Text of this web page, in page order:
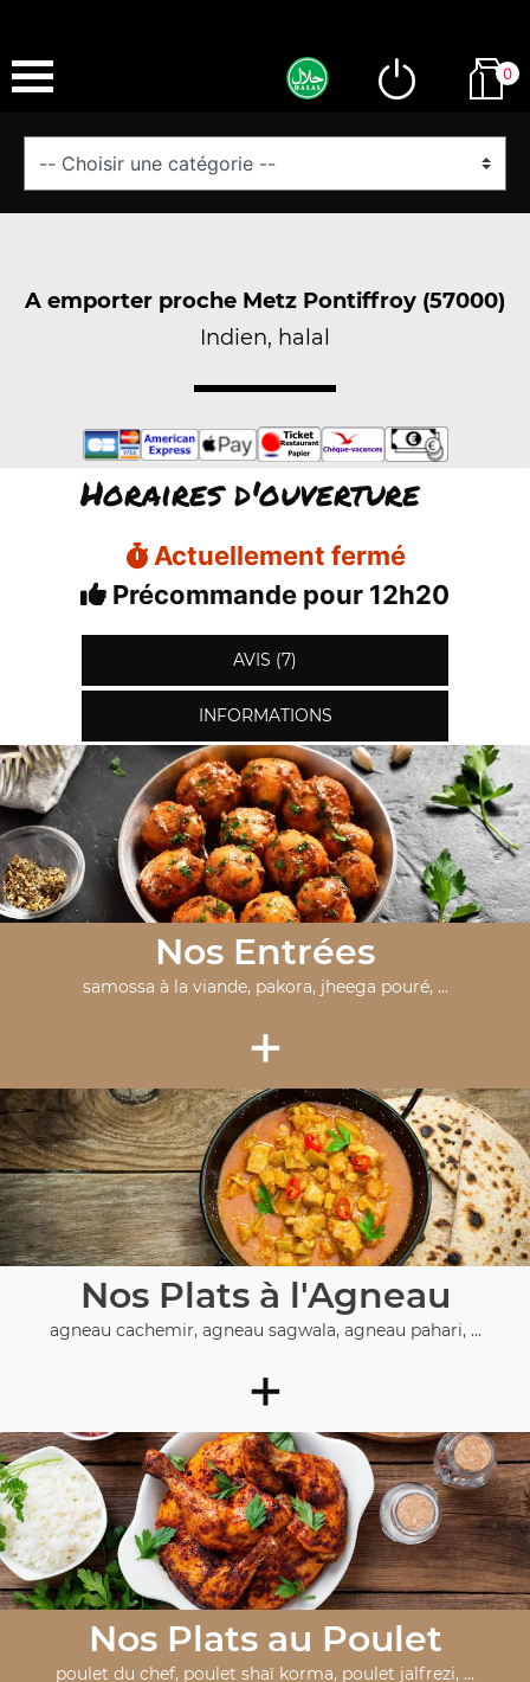
0
A emporter proche Metz Pontiffroy (57000)
Indien, halal
Horaires d'ouverture
Actuellement fermé
Précommande pour 12h20
AVIS (7)
INFORMATIONS
Nos Entrées
samossa à la viande, pakora, jheega pouré, ...
+
Nos Plats à l'Agneau
agneau cachemir, agneau sagwala, agneau pahari, ...
+
Nos Plats au Poulet
poulet du chef, poulet shaï korma, poulet jalfrezi, ...